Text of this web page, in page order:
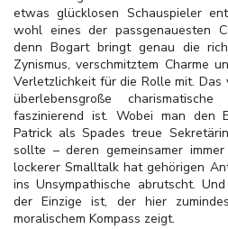
etwas glücklosen Schauspieler
wohl eines der passgenauesten
denn Bogart bringt genau die
Zynismus, verschmitztem Charme
Verletzlichkeit für die Rolle mit.
überlebensgroße
faszinierend ist. Wobei man den
Patrick als Spades treue
sollte – deren gemeinsamer
lockerer Smalltalk hat gehörigen
ins Unsympathische abrutscht.
der Einzige ist, der hier
moralischem Kompass zeigt.